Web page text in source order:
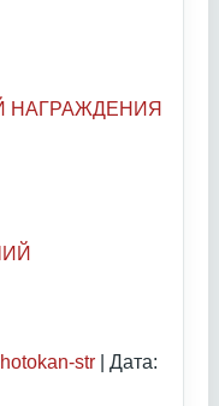
НАГРАЖДЕНИЯ
str | Дата: